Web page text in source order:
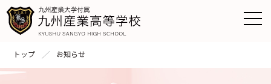
トップ お知らせ